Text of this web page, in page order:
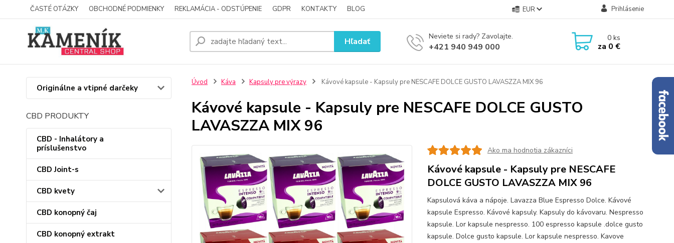
ČASTÉ OTÁZKY OBCHODNÉ PODMIENKY REKLAMÁCIA - ODSTÚPENIE GDPR KONTAKTY BLOG EUR Prihlásenie
Hľadať Neviete si rady? Zavolajte.
+421 940 949 000
0ks
za 0 €
Originálne a vtipné darčeky
CBD PRODUKTY
CBD - Inhalátory a
príslušenstvo
CBD Joint-s
CBD kvety
CBD konopný čaj
CBD konopný extrakt
Úvod Káva Kapsuly pre výrazy Kávové kapsule - Kapsuly pre NESCAFE DOLCE GUSTO LAVASZZA MIX 96
Kávové kapsule - Kapsuly pre NESCAFE DOLCE GUSTO
LAVASZZA MIX 96
Ako ma hodnotia zákazníci
Kávové kapsule - Kapsuly pre NESCAFE
DOLCE GUSTO LAVASZZA MIX 96
Kapsulová káva a nápoje. Lavazza Blue Espresso Dolce. Kávové
kapsule Espresso. Kávové kapsuly. Kapsuly do kávovaru. Nespresso
kapsule. Lor kapsule nespresso. 100 espresso kapsule .dolce gusto
kapsule. Dolce gusto kapsule. Lor kapsule nespresso. Kavove